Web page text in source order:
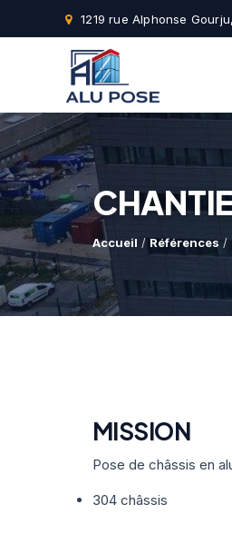
1219 rue Alphonse
Accueil / Références /
MISSION
Pose de châssis en
304 châssis